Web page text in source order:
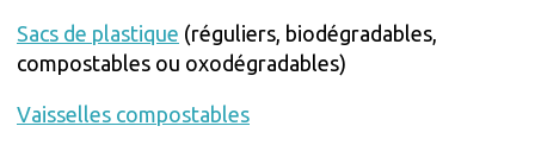
Sacs de plastique (réguliers, biodégradables,
compostables ou oxodégradables)
Vaisselles compostables